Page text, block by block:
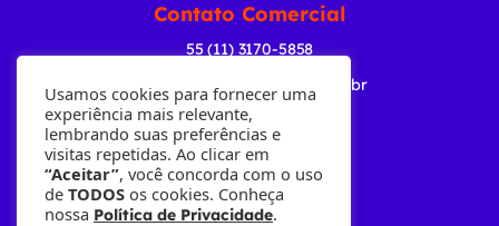
Contato Comercial
55 (11) 3170-5858
comercial@radiogazeta.com.br
Baixe nosso APP
Usamos cookies para fornecer uma
experiência mais relevante,
lembrando suas preferências e
visitas repetidas. Ao clicar em
“Aceitar”, você concorda com o uso
de TODOS os cookies. Conheça
nossa Política de Privacidade.